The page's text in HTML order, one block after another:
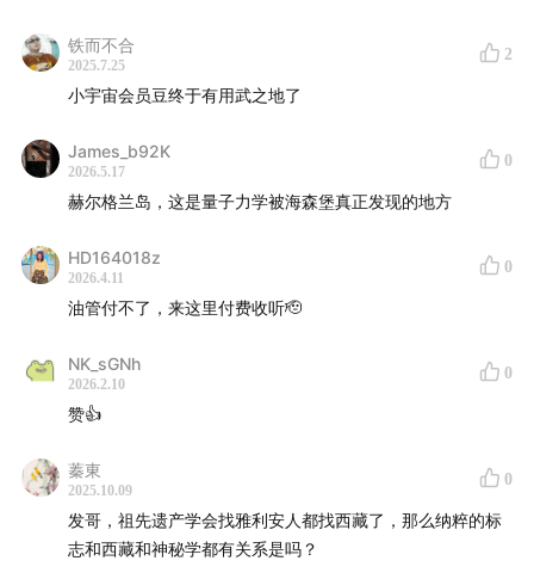
铁而不合
2025.7.25
2
小宇宙会员豆终于有用武之地了
James_b92K
2026.5.17
0
赫尔格兰岛，这是量子力学被海森堡真正发现的地方
HD164018z
2026.4.11
0
油管付不了，来这里付费收听🫡
NK_sGNh
2026.2.10
0
赞👍
蓁東
2025.10.09
0
发哥，祖先遗产学会找雅利安人都找西藏了，那么纳粹的标
志和西藏和神秘学都有关系是吗？